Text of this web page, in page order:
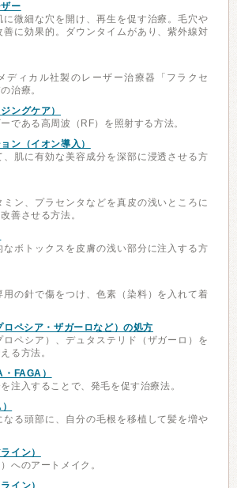
ー
微細な穴を開け、再生を促す治療。毛穴や
善に効果的。ダウンタイムがあり、紫外線対
ディカル社製のレーザー治療器「フラクセ
治療。
ングケア）
である高周波（RF）を照射する方法。
ン（イオン導入）
、肌に有効な美容成分を深部に浸透させる方
ミン、プラセンタなどを真皮の浅いところに
善させる方法。
なボトックスを皮膚の浅い部分に注入する方
用の針で傷をつけ、色素（染料）を入れて着
ペシア・ザガーロなど）の処方
ロペシア）、デュタステリド（ザガーロ）を
る方法。
FAGA）
注入することで、発毛を促す治療法。
る頭部に、自分の毛根を移植して髪を増や
イン）
へのアートメイク。
イン）